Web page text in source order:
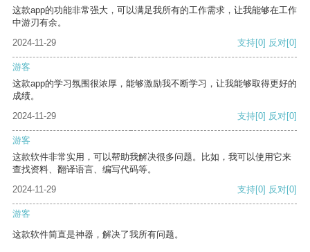
这款app的功能非常强大，可以满足我所有的工作需求，让我能够在工作
中游刃有余。
2024-11-29
支持[0] 反对[0]
游客
这款app的学习氛围很浓厚，能够激励我不断学习，让我能够取得更好的
成绩。
2024-11-29
支持[0] 反对[0]
游客
这款软件非常实用，可以帮助我解决很多问题。比如，我可以使用它来
查找资料、翻译语言、编写代码等。
2024-11-29
支持[0] 反对[0]
游客
这款软件简直是神器，解决了我所有问题。